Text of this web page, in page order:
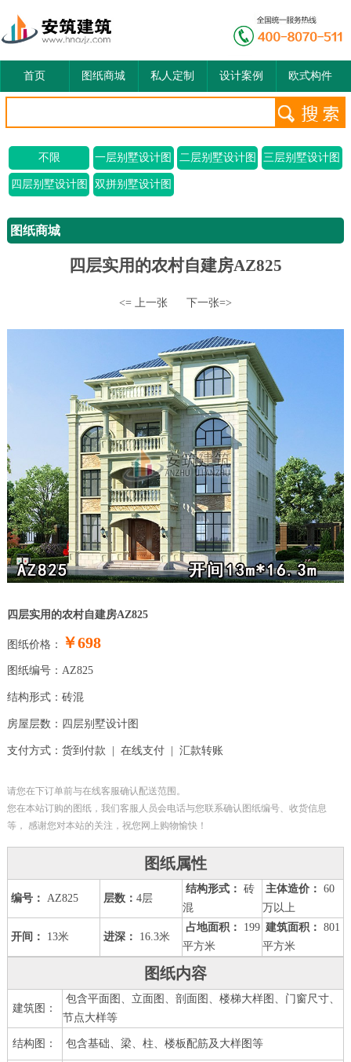
首页 图纸商城 私人定制 设计案例 欧式构件
不限 一层别墅设计图 二层别墅设计图 三层别墅设计图
四层别墅设计图 双拼别墅设计图
图纸商城
四层实用的农村自建房AZ825
<= 上一张 下一张=>
四层实用的农村自建房AZ825
图纸价格： ￥698
图纸编号：AZ825
结构形式：砖混
房屋层数：四层别墅设计图
支付方式：货到付款 | 在线支付 | 汇款转账
请您在下订单前与在线客服确认配送范围。
您在本站订购的图纸，我们客服人员会电话与您联系确认图纸编号、收货信息
等， 感谢您对本站的关注，祝您网上购物愉快！
图纸属性
编号： AZ825 层数： 4层
结构形式： 砖
混
主体造价： 60
万以上
开间： 13米 进深： 16.3米
占地面积：
199
平方米
建筑面积： 801
平方米
图纸内容
建筑图：
包含平面图、立面图、剖面图、楼梯大样图、门窗尺寸、
节点大样等
结构图： 包含基础、梁、柱、楼板配筋及大样图等